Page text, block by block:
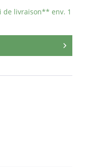
de livraison** env. 1